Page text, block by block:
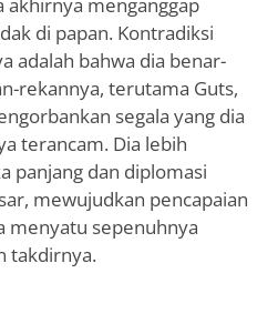
di papan. Kontradiksi
adalah bahwa dia benar-
rekannya, terutama Guts,
segala yang dia
terancam. Dia lebih
panjang dan diplomasi
mewujudkan pencapaian
menyatu sepenuhnya
takdirnya.